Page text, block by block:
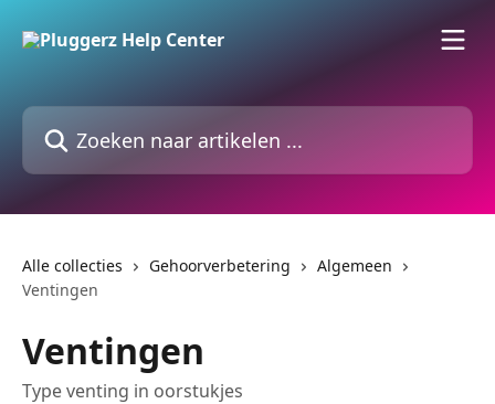
Zoeken naar artikelen ...
Alle collecties Gehoorverbetering
Algemeen
Ventingen
Ventingen
Type venting in oorstukjes